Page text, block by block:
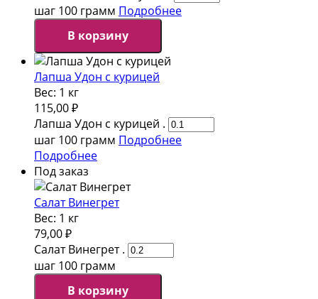
шаг 100 грамм Подробнее
В корзину
Лапша Удон с курицей
Вес: 1 кг
115,00₽
Лапша Удон с курицей .
шаг 100 грамм Подробнее
Подробнее
Под заказ
Салат Винегрет
Вес: 1 кг
79,00₽
Салат Винегрет .
шаг 100 грамм
В корзину